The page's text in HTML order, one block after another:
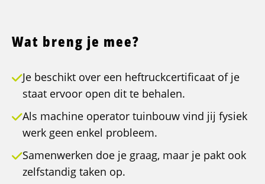
Wat breng je mee?
Je beschikt over een heftruckcertificaat of je
staat ervoor open dit te behalen.
Als machine operator tuinbouw vind jij fysiek
werk geen enkel probleem.
Samenwerken doe je graag, maar je pakt ook
zelfstandig taken op.